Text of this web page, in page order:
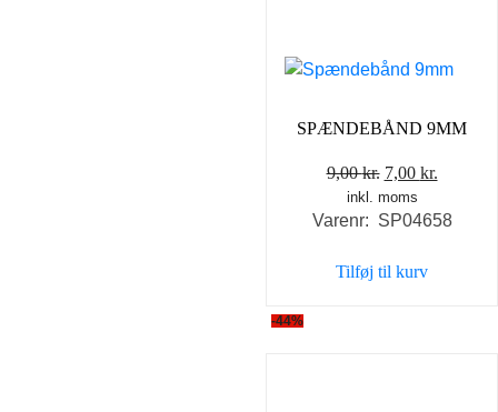
SPÆNDEBÅND 9MM
9,00kr. Den
oprindelige
pris
9,00 kr..
7,00 kr.
pris
inkl. moms
Varenr: SP04658
Tilføj til kurv
-44%